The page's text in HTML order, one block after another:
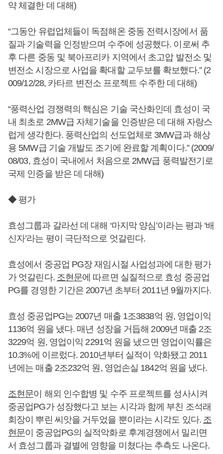
약 체결한 데 대해)
“그동안 유럽업체들이 독점해온 중동 전력시장에서 품
질과 기술력을 인정받으며 수주에 성공했다. 이로써 추
후 다른 중동 및 북아프리카 지역에서 초고압 발전소 및
변전소 시장으로 사업을 확대할 교두보를 확보했다.” (2
009/12/28, 카타르 변전소 프로젝트 수주한 데 대해)
“풍력산업 경쟁력의 핵심은 기술 국산화인데 효성이 국
내 최초로 2MW급 자체기술을 인증받은 데 대해 자랑스
럽게 생각한다. 풍력산업의 선도업체로 3MW급과 해상
용 5MW급 기술 개발도 조기에 완료할 계획이다.” (2009/
08/03, 효성이 국내에서 처음으로 2MW급 풍력발전기로
국제 인증을 받은 데 대해)
◆ 평가
효성그룹과 갈라선 데 대해 ‘마지막 양심’이라는 평과 ‘배
신자’라는 평이 극단적으로 엇갈린다.
효성에서 중공업 PG장 재임시절 사업성과에 대한 평가
가 엇갈린다. 조현문에 따르면 실질적으로 효성 중공업
PG를 경영한 기간은 2007년 초부터 2011년 9월까지다.
효성 중공업PG는 2007년 매출 1조3838억 원, 영업이익
1136억 원을 냈다. 매년 성장을 거듭해 2009년 매출 2조
3229억 원, 영업이익 2291억 원을 냈으면 영업이익률은
10.3%에 이르렀다. 2010년부터 실적이 악화됐고 2011
년에는 매출 2조232억 원, 영업손실 1842억 원을 냈다.
조현문이 해외 인수합병 및 수주 프로젝트를 성사시켜
중공업PG가 성장했다고 보는 시각과 함께 부친 조석래
회장이 뿌린 씨앗을 거두었을 뿐이라는 시각도 있다. 조
현문이 중공업PG의 실적악화로 후계경쟁에서 밀리면
서 효성그룹과 결별에 영향을 미쳤다는 추측도 나온다.